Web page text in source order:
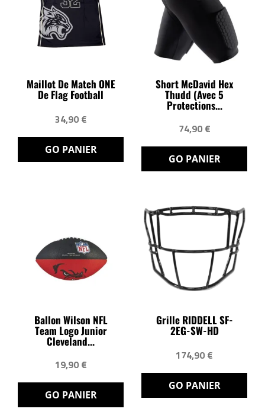
Maillot De Match ONE
De Flag Football
34,90 €
GO PANIER
Short McDavid Hex
Thudd (avec 5
Protections...
74,90 €
GO PANIER
Ballon Wilson NFL
Team Logo Junior
Cleveland...
19,90 €
GO PANIER
Grille RIDDELL SF-
2EG-SW-HD
174,90 €
GO PANIER